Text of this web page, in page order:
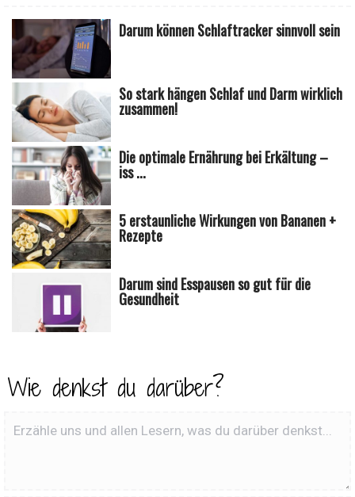
Darum können Schlaftracker sinnvoll sein
So stark hängen Schlaf und Darm wirklich
zusammen!
Die optimale Ernährung bei Erkältung –
iss ...
5 erstaunliche Wirkungen von Bananen +
Rezepte
Darum sind Esspausen so gut für die
Gesundheit
Wie denkst du darüber?